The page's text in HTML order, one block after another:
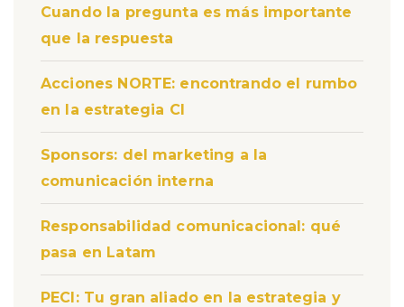
Cuando la pregunta es más importante
que la respuesta
Acciones NORTE: encontrando el rumbo
en la estrategia CI
Sponsors: del marketing a la
comunicación interna
Responsabilidad comunicacional: qué
pasa en Latam
PECI: Tu gran aliado en la estrategia y